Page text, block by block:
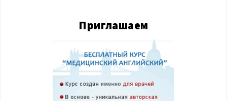
Приглашаем